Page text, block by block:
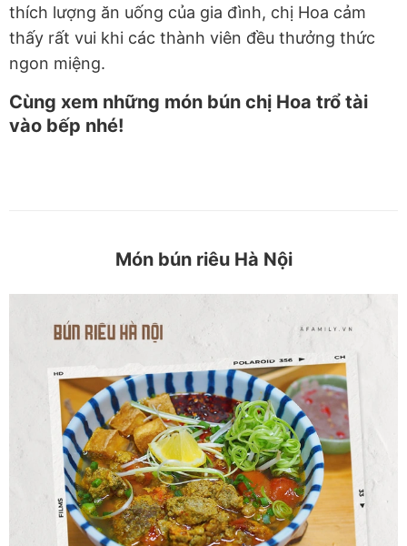
thích lượng ăn uống của gia đình, chị Hoa cảm
thấy rất vui khi các thành viên đều thưởng thức
ngon miệng.
Cùng xem những món bún chị Hoa trổ tài
vào bếp nhé!
Món bún riêu Hà Nội